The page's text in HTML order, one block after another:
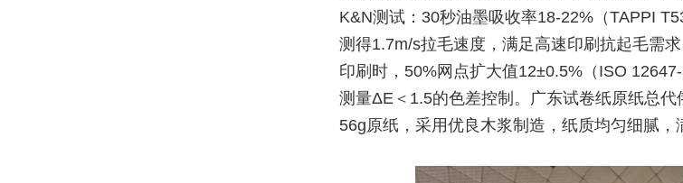
K&N测试：30秒油墨吸收率18-22%（TAPPI
测得1.7m/s拉毛速度，满足高速印刷抗起毛需
印刷时，50%网点扩大值12±0.5%（ISO
测量ΔE＜1.5的色差控制。广东试卷纸原纸总代
56g原纸，采用优良木浆制造，纸质均匀细腻，